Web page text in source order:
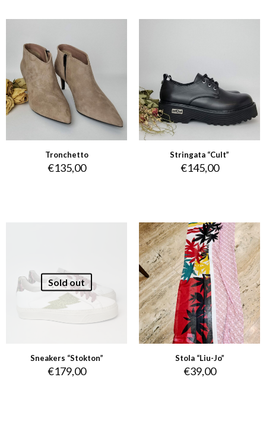
Tronchetto
€135,00
Stringata “Cult”
€145,00
Sold out
Sneakers “Stokton”
€179,00
Stola “Liu-Jo”
€39,00